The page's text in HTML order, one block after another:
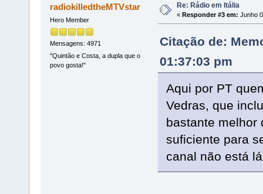
radiokilledtheMTVstar
Hero Member
Mensagens: 4971
"Quintão e Costa, a dupla que o
povo gosta!"
Re: Rádio em Itália
« Responder #3 em: Junho
Citação de:
01:37:03 pm
Aqui por PT
Vedras, que
bastante melhor
suficiente para
canal não está